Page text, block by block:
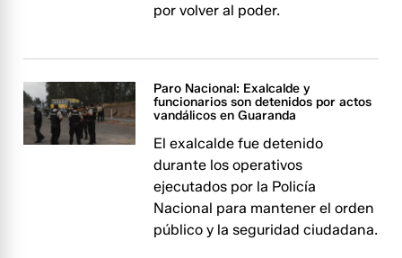
por volver al poder.
Paro Nacional: Exalcalde y
funcionarios son detenidos por actos
vandálicos en Guaranda
El exalcalde fue detenido
durante los operativos
ejecutados por la Policía
Nacional para mantener el orden
público y la seguridad ciudadana.